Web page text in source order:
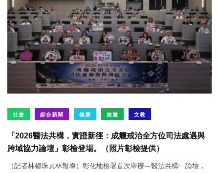
社會 綜合新聞 健康 旅遊 文教
「2026醫法共構，實證新徑：成癮戒治全方位司法處遇與
跨域協力論壇」彰檢登場。（照片彰檢提供）
（記者林碧珠員林報導）彰化地檢署首次舉辦﹁醫法共構﹂論壇，